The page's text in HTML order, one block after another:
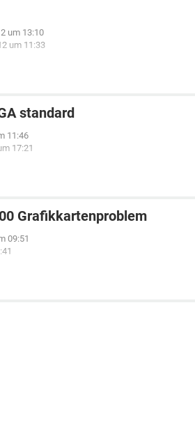
um 13:10
um 11:33
standard
11:46
17:21
Grafikkartenproblem
09:51